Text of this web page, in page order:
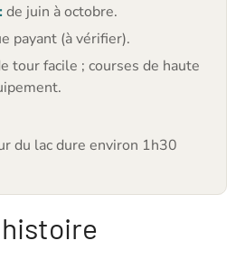
de juin à octobre.
payant (à vérifier).
tour facile ; courses de haute
du lac dure environ 1h30